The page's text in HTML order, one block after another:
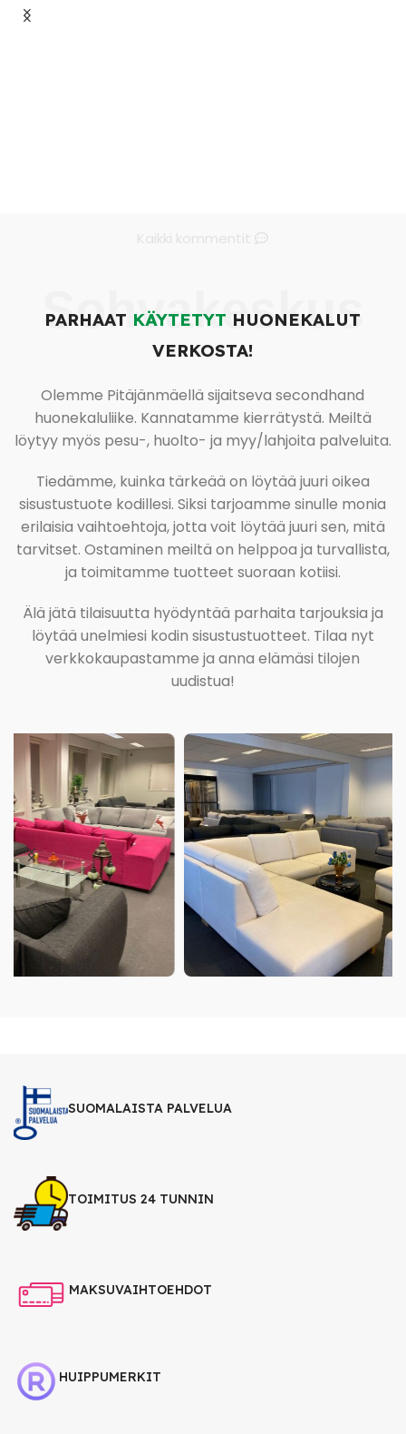
Sohvakeskus
PARHAAT KÄYTETYT HUONEKALUT
VERKOSTA!
Olemme Pitäjänmäellä sijaitseva secondhand
huonekaluliike. Kannatamme kierrätystä. Meiltä
löytyy myös pesu-, huolto- ja myy/lahjoita palveluita.
Tiedämme, kuinka tärkeää on löytää juuri oikea
sisustustuote kodillesi. Siksi tarjoamme sinulle monia
erilaisia vaihtoehtoja, jotta voit löytää juuri sen, mitä
tarvitset. Ostaminen meiltä on helppoa ja turvallista,
ja toimitamme tuotteet suoraan kotiisi.
Älä jätä tilaisuutta hyödyntää parhaita tarjouksia ja
löytää unelmiesi kodin sisustustuotteet. Tilaa nyt
verkkokaupastamme ja anna elämäsi tilojen
uudistua!
SUOMALAISTA PALVELUA
TOIMITUS 24 TUNNIN
MAKSUVAIHTOEHDOT
HUIPPUMERKIT